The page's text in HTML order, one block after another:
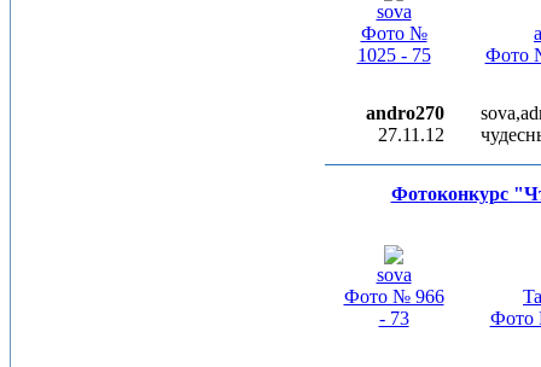
sova
Фото №
1025 - 75
Фото
andro270
27.11.12
Фотоконкурс
sova
Фото № 966
- 73
Фото